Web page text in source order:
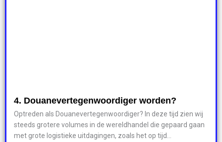
4. Douanevertegenwoordiger worden?
Optreden als Douanevertegenwoordiger? In deze tijd zien wij
steeds grotere volumes in de wereldhandel die gepaard gaan
met grote logistieke uitdagingen, zoals het op tijd...